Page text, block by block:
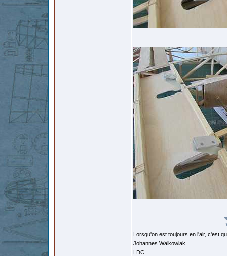
Lorsqu'on est toujours en l'air, c'est
Johannes Walkowiak
LDC